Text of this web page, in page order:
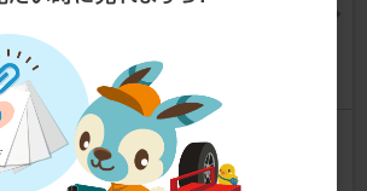
X-Fang リアスタビライザーリ
ンク